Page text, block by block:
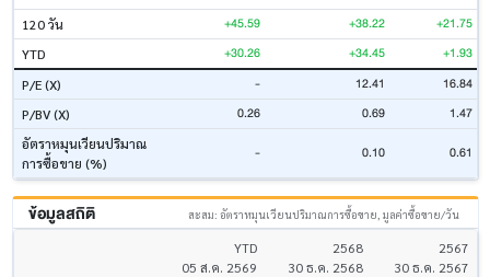
120 วัน +45.59 +38.22 +21.75
YTD +30.26 +34.45 +1.93
P/E (X) - 12.41 16.84
P/BV (X) 0.26 0.69 1.47
อัตราหมุนเวียนปริมาณ
การซื้อขาย (%)
- 0.10 0.61
ข้อมูลสถิติ สะสม: อัตราหมุนเวียนปริมาณการซื้อขาย, มูลค่าซื้อขาย/วัน
YTD
05 ส.ค. 2569
2568
30 ธ.ค. 2568
2567
30 ธ.ค. 2567